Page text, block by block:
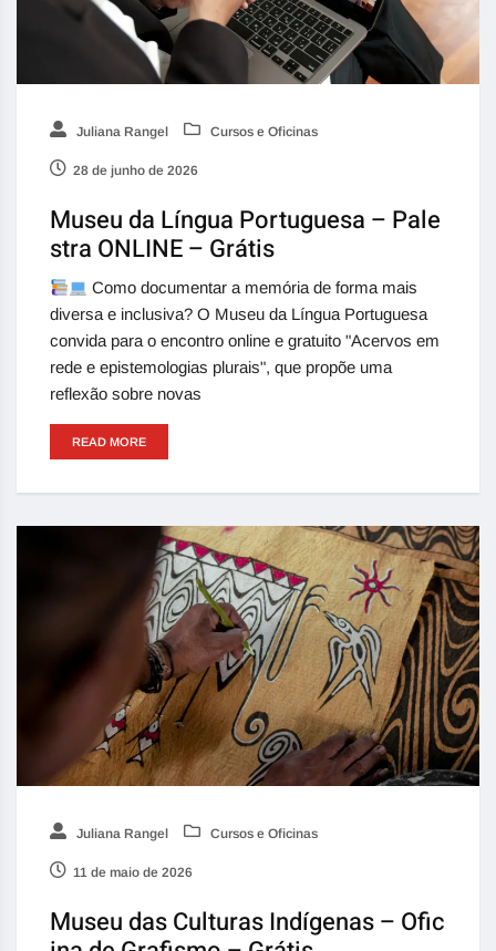
Juliana Rangel Cursos e Oficinas
28 de junho de 2026
Museu da Língua Portuguesa – Pale
stra ONLINE – Grátis
Como documentar a memória de forma mais
diversa e inclusiva? O Museu da Língua Portuguesa
convida para o encontro online e gratuito "Acervos em
rede e epistemologias plurais", que propõe uma
reflexão sobre novas
READ MORE
Juliana Rangel Cursos e Oficinas
11 de maio de 2026
Museu das Culturas Indígenas – Ofic